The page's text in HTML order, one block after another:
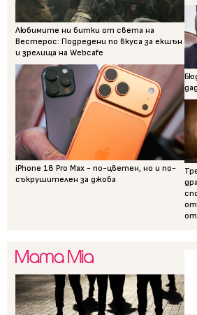
Любимите ни битки от света на
Вестерос: Подредени по вкуса за екшън
и зрелища на Webcafe
iPhone 18 Pro Max - по-цветен, но и по-
съкрушителен за джоба
от